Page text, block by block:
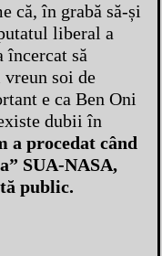
că, în grabă să-și
liberal a
încercat să
soi de
e ca Ben Oni
dubii în
a procedat când
SUA-NASA,
public.